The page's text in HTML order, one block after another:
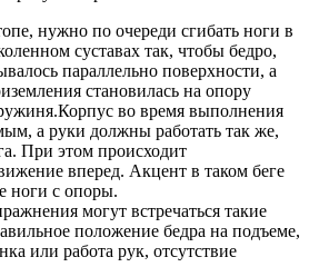
нужно по очереди сгибать ноги в
суставах так, чтобы бедро,
параллельно поверхности, а
становилась на опору
во время выполнения
а руки должны работать так же,
При этом происходит
вперед. Акцент в таком беге
ноги с опоры.
могут встречаться такие
положение бедра на подъеме,
или работа рук, отсутствие